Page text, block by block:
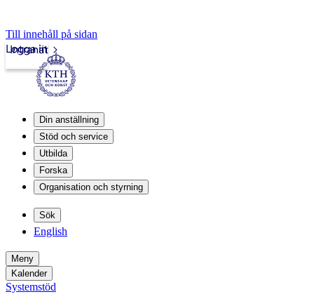
Till innehåll på sidan
Intranät
Logga in
Din anställning
Stöd och service
Utbilda
Forska
Organisation och styrning
Sök
English
Meny
Kalender
Systemstöd